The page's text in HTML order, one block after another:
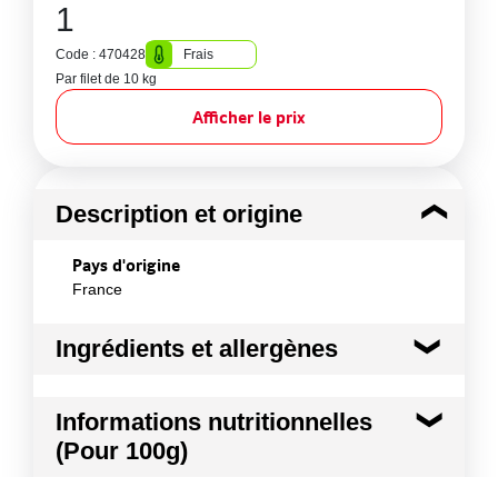
1
Code : 470428
Frais
Par filet de 10 kg
Afficher le prix
Description et origine
Pays d'origine
France
Ingrédients et allergènes
Pomme de Terre
Conformément aux informations transmises
Informations nutritionnelles
(Pour 100g)